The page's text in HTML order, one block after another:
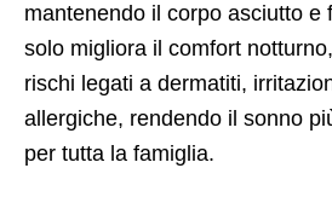
mantenendo il corpo asciutto e
solo migliora il comfort
rischi legati a dermatiti,
allergiche, rendendo il sonno
per tutta la famiglia.